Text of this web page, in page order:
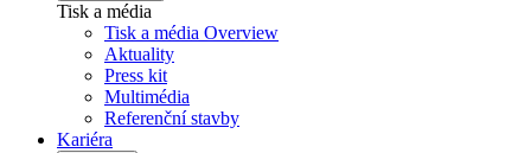
Tisk a média
Tisk a média Overview
Aktuality
Press kit
Multimédia
Referenční stavby
Kariéra